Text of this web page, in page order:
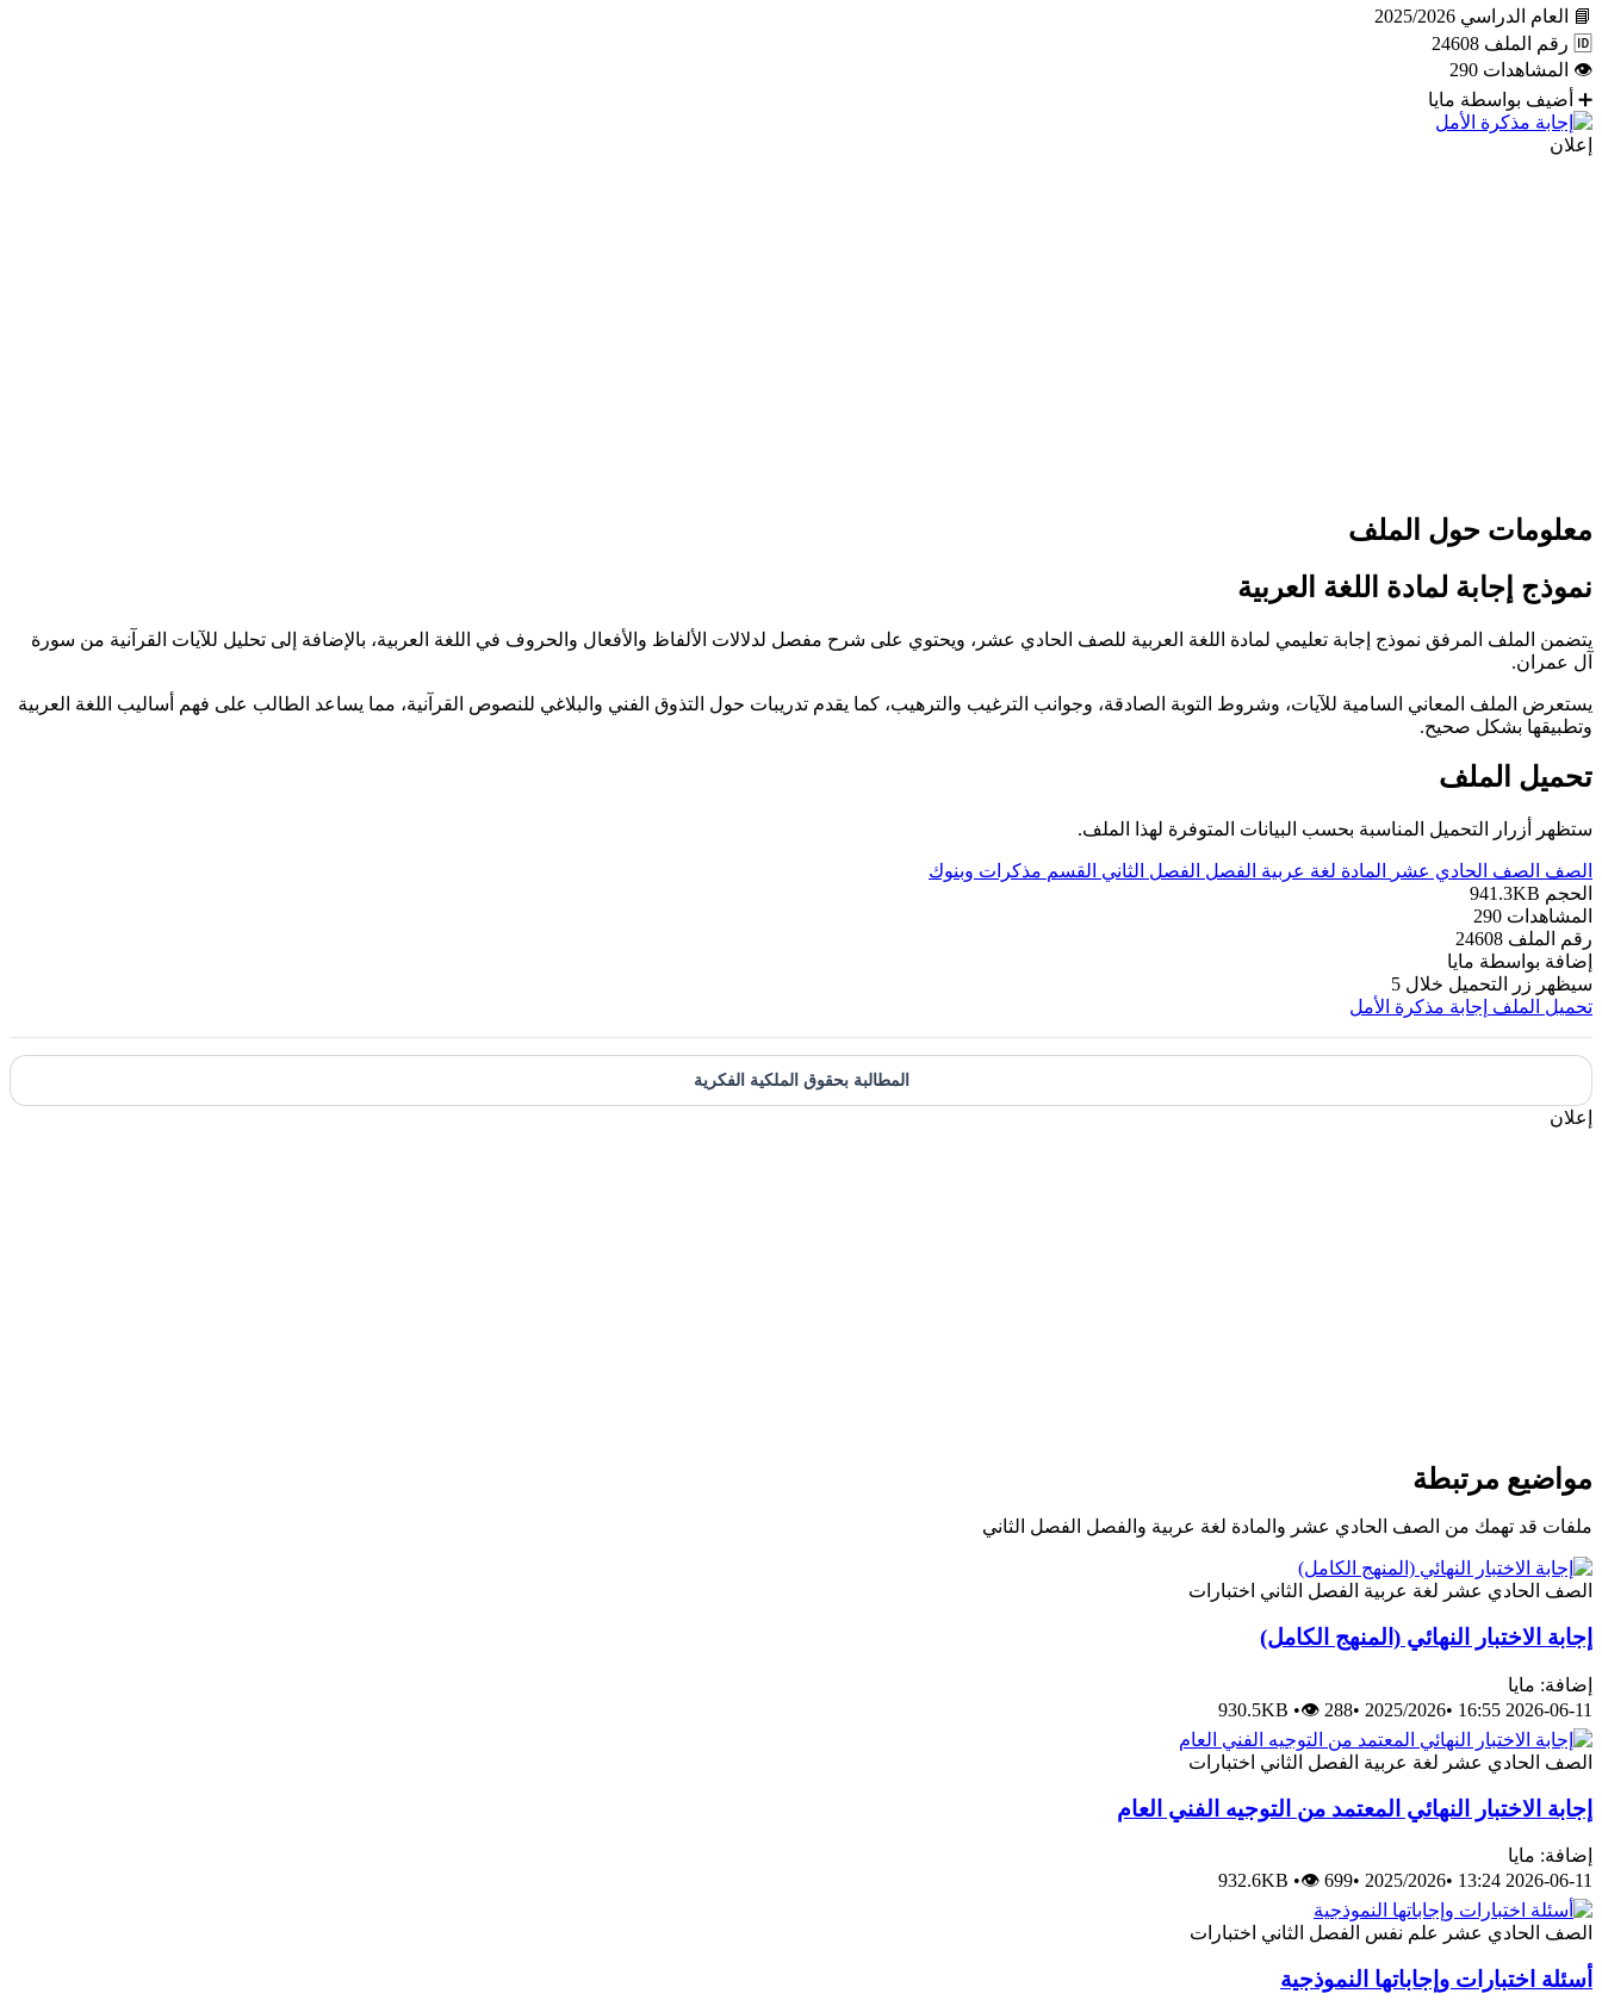
📘 العام الدراسي 2025/2026
🆔 رقم الملف 24608
👁 المشاهدات 290
➕ أضيف بواسطة مايا
إعلان
معلومات حول الملف
نموذج إجابة لمادة اللغة العربية
يتضمن الملف المرفق نموذج إجابة تعليمي لمادة اللغة العربية للصف الحادي عشر، ويحتوي على شرح مفصل لدلالات الألفاظ والأفعال والحروف في اللغة العربية، بالإضافة إلى تحليل للآيات القرآنية من سورة
آل عمران.
يستعرض الملف المعاني السامية للآيات، وشروط التوبة الصادقة، وجوانب الترغيب والترهيب، كما يقدم تدريبات حول التذوق الفني والبلاغي للنصوص القرآنية، مما يساعد الطالب على فهم أساليب اللغة العربية
وتطبيقها بشكل صحيح.
تحميل الملف
ستظهر أزرار التحميل المناسبة بحسب البيانات المتوفرة لهذا الملف.
الصف الصف الحادي عشر المادة لغة عربية الفصل الفصل الثاني القسم مذكرات وبنوك
الحجم 941.3KB
المشاهدات 290
رقم الملف 24608
إضافة بواسطة مايا
سيظهر زر التحميل خلال 5
تحميل الملف إجابة مذكرة الأمل
المطالبة بحقوق الملكية الفكرية
إعلان
مواضيع مرتبطة
ملفات قد تهمك من الصف الحادي عشر والمادة لغة عربية والفصل الفصل الثاني
الصف الحادي عشر لغة عربية الفصل الثاني اختبارات
إجابة الاختبار النهائي (المنهج الكامل)
إضافة: مايا
2026-06-11 16:55
•
2025/2026
•
930.5KB •👁 288
الصف الحادي عشر لغة عربية الفصل الثاني اختبارات
إجابة الاختبار النهائي المعتمد من التوجيه الفني العام
إضافة: مايا
2026-06-11 13:24
•
2025/2026
•
932.6KB •👁 699
الصف الحادي عشر علم نفس الفصل الثاني اختبارات
أسئلة اختبارات وإجاباتها النموذجية